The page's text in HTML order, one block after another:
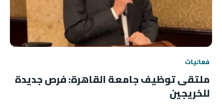
فعاليات
ملتقى توظيف جامعة القاهرة: فرص جديدة
للخريجين